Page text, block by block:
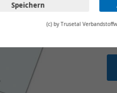
Speichern
(c) by Trusetal